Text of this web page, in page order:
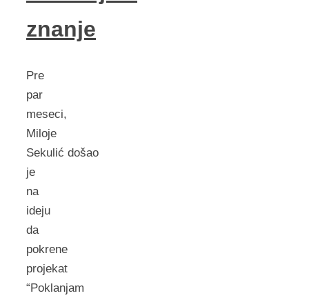
znanje
Pre
par
meseci,
Miloje
Sekulić došao
je
na
ideju
da
pokrene
projekat
“Poklanjam